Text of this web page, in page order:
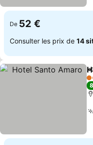
De 52 €
Consulter les prix de 14
3